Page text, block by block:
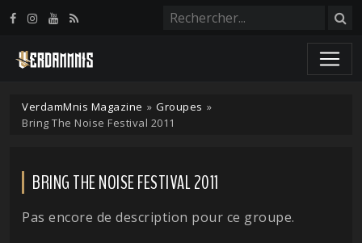
VerdamMnis Magazine » Groupes »
Bring The Noise Festival 2011
BRING THE NOISE FESTIVAL 2011
Pas encore de description pour ce groupe.
Panneau de gestion des cookies